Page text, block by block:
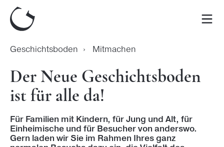
Inhalt
springen
Geschichtsboden › Mitmachen
Der Neue Geschichtsboden
ist für alle da!
Für Familien mit Kindern, für Jung und Alt, für
Einheimische und für Besucher von anderswo.
Gern laden wir Sie im Rahmen Ihres ganz